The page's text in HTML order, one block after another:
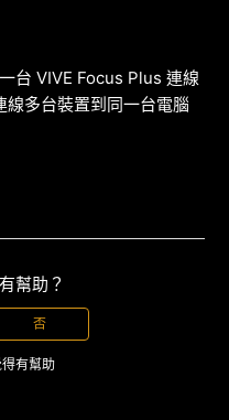
台 VIVE Focus Plus 連線
線多台裝置到同一台電腦
幫助？
否
有幫助